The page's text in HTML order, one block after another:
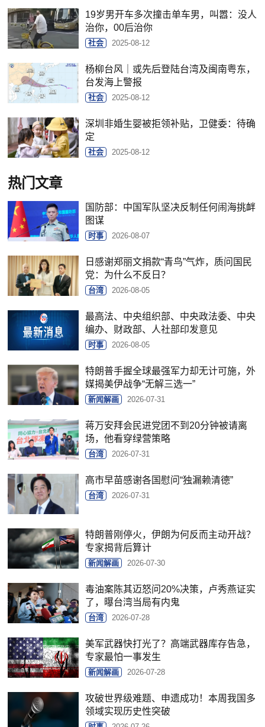
19岁男开车多次撞击单车男，叫嚣：没人
治你，00后治你
社会 2025-08-12
杨柳台风｜或先后登陆台湾及闽南粤东，
台发海上警报
社会 2025-08-12
深圳非婚生婴被拒领补贴，卫健委：待确
定
社会 2025-08-12
热门文章
国防部：中国军队坚决反制任何闹海挑衅
图谋
时事 2026-08-07
日感谢郑丽文捐款“青鸟”气炸，质问国民
党：为什么不反日？
台湾 2026-08-05
最高法、中央组织部、中央政法委、中央
编办、财政部、人社部印发意见
时事 2026-08-05
特朗普手握全球最强军力却无计可施，外
媒揭美伊战争“无解三选一”
新闻解画 2026-07-31
蒋万安拜会民进党团不到20分钟被请离
场，他看穿绿营策略
台湾 2026-07-31
高市早苗感谢各国慰问“独漏赖清德”
台湾 2026-07-31
特朗普刚停火，伊朗为何反而主动开战？
专家揭背后算计
新闻解画 2026-07-30
毒油案陈其迈怒问20%决策，卢秀燕证实
了，曝台湾当局有内鬼
台湾 2026-07-28
美军武器快打光了？高端武器库存告急，
专家最怕一事发生
新闻解画 2026-07-28
攻破世界级难题、申遗成功！本周我国多
领域实现历史性突破